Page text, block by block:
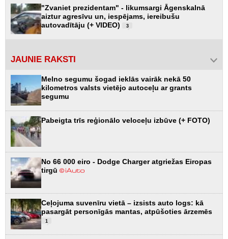
"Zvaniet prezidentam" - likumsargi Āgenskalnā
aiztur agresīvu un, iespējams, iereibušu
autovadītāju (+ VIDEO)
3
JAUNIE RAKSTI
Melno segumu šogad ieklās vairāk nekā 50
kilometros valsts vietējo autoceļu ar grants
segumu
Pabeigta trīs reģionālo veloceļu izbūve (+ FOTO)
No 66 000 eiro - Dodge Charger atgriežas Eiropas
tirgū
Ceļojuma suvenīru vietā – izsists auto logs: kā
pasargāt personīgās mantas, atpūšoties ārzemēs
1